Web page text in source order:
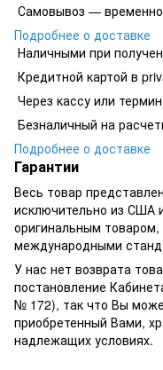
Самовывоз —
Подробнее о доставке
Наличными при
Кредитной картой в
​​​​Через кассу или
​​​​Безналичный на
Подробнее о доставке
Гарантии
Весь товар
исключительно из США
оригинальным
международными
У нас нет возврата
постановление
№ 172), так что Вы
приобретенный Вами,
надлежащих условиях.